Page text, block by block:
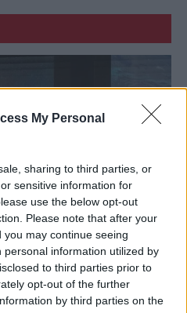
My Personal
sharing to third parties, or
sensitive information for
use the below opt-out
Please note that after your
may continue seeing
information utilized by
to third parties prior to
opt-out of the further
by third parties on the
puente de 1
los 5 millones de
semestre de